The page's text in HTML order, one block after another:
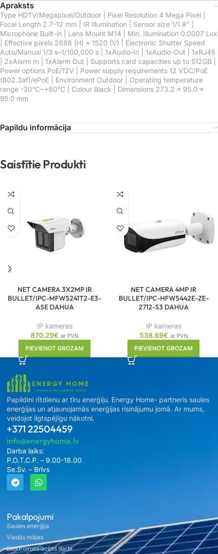
Apraksts
Type HDTV/Megapixel/Outdoor | Pixel Resolution 4 Mega Pixel |
Focal Length 2.7-12 mm | IR Illumination | Sensor size 1/1.8″ |
Microphone Built-in | Lens Mount M14 | Min. Illumination 0.0007 Lux
| Effective pixels 2688 (H) × 1520 (V) | Electronic Shutter Speed
Auto/Manual 1/3 s–1/100,000 s | 1xAudio-In | 1xAudio-Out | 1xRJ45
| 2xAlarm In | 1xAlarm Out | Supports card capacities up to 512GB |
Power options PoE/12V | Power supply requirements 12 VDC/PoE
(802.3af)/ePoE | Environment Outdoor | Operating temperature
range -30°C~+60°C | Colour Black | Dimensions 273.2 × 95.0 ×
95.0 mm
Papildu informācija
Saistītie Produkti
NET CAMERA 3X2MP IR
BULLET/IPC-MFW5241T2-E3-
ASE DAHUA
IP kameras
870.29€ ar PVN
PIEVIENOT GROZAM
NET CAMERA 4MP IR
BULLET/IPC-HFW5442E-ZE-
2712-S3 DAHUA
IP kameras
538.69€ ar PVN
PIEVIENOT GROZAM
Pakalpojumi
Saules enerģija
Viedās mājas
Elektroinstalācijas darbi
Papildini rītdienu ar tīru enerģiju. Energy Home- partneris saules
enerģijas un atjaunojamās enerģijas risinājumu jomā. Ar mums,
veidojot ilgtspējīgu nākotni.
+371 22504459
info@energyhome.lv
Darba laiks:
P.O.T.C.P. – 9.00-18.00
Se.Sv. – Brīvs